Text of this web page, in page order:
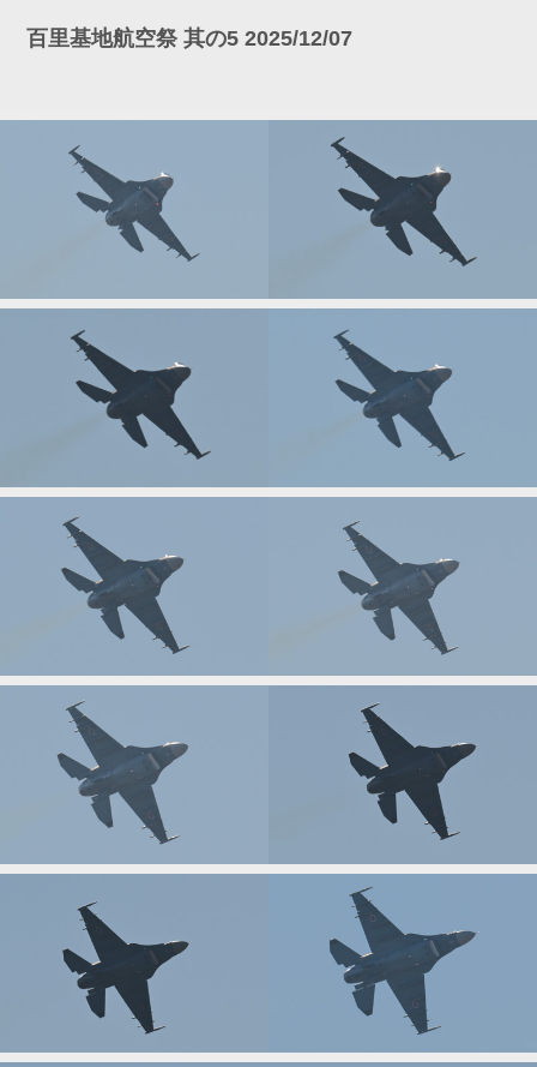
百里基地航空祭 其の5 2025/12/07